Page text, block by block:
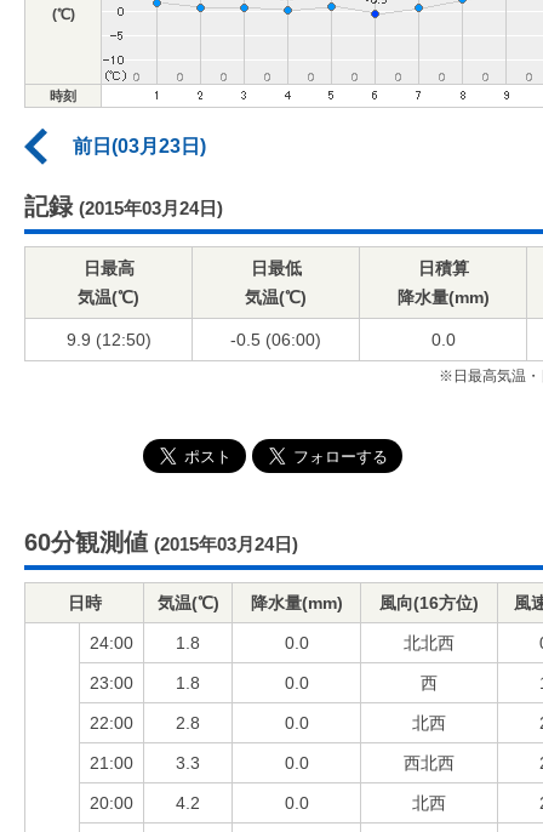
(℃)
時刻
前日(03月23日)
記録 (2015年03月24日)
日最高
気温(℃)
日最低
気温(℃)
日積算
降水量(mm)
9.9 (12:50) -0.5 (06:00) 0.0
※日最高気温・
60分観測値 (2015年03月24日)
日時 気温(℃) 降水量(mm) 風向(16方位) 風
24:00 1.8 0.0 北北西
23:00 1.8 0.0 西
22:00 2.8 0.0 北西
21:00 3.3 0.0 西北西
20:00 4.2 0.0 北西